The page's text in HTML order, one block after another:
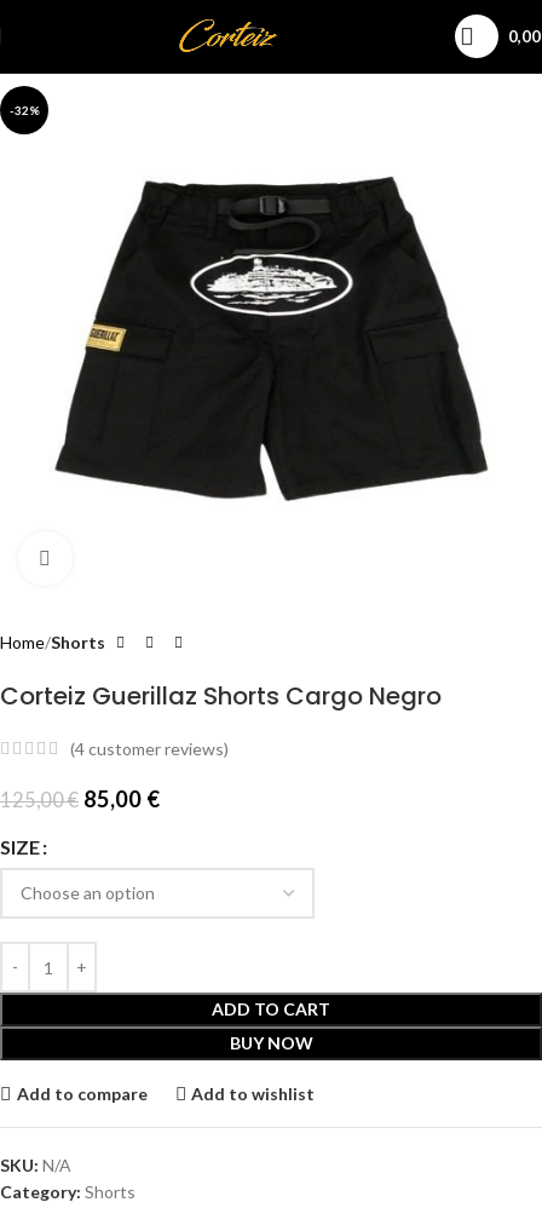
-32%
Home Shorts
Corteiz Guerillaz Shorts Cargo Negro
(4customer reviews)
125,00€ 85,00 €
SIZE
ADD TO CART
BUY NOW
Add to compare Add to wishlist
SKU: N/A
Category: Shorts